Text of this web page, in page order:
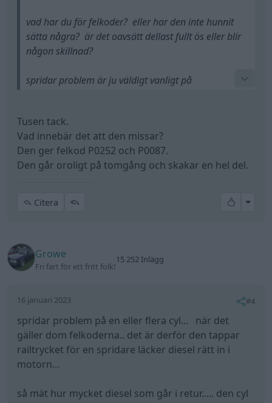
vad har du för felkoder? eller har den inte hunnit
sätta några? är det oavsätt dellast fullt ös eller blir
någon skillnad?
spridar problem är ju väldigt vanligt på
som en bensinare om nu inte någon varit och pillat
med något äkligt everymod eller någon effektbox
nästa steg är väll att plocka ur glödstiften och göra
ett komptest.. för att få ett hum om det är något
Tusen tack.
Vad innebär det att den missar?
Den ger felkod P0252 och P0087.
Den går oroligt på tomgång och skakar en hel del.
Citera All
Growe
Fri fart för ett fritt folk!
15 252 Inlägg
16 januari 2023 #4
spridar problem på en eller flera cyl... när det
gäller dom felkoderna.. det är derför den tappar
railtrycket för en spridare läcker diesel rätt in i
motorn...
så mät hur mycket diesel som går i retur..... den cyl